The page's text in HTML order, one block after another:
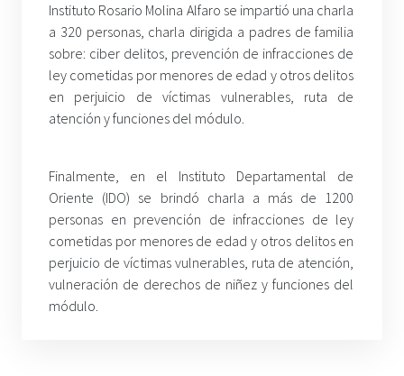
Instituto Rosario Molina Alfaro se impartió una charla
a 320 personas, charla dirigida a padres de familia
sobre: ciber delitos, prevención de infracciones de
ley cometidas por menores de edad y otros delitos
en perjuicio de víctimas vulnerables, ruta de
atención y funciones del módulo.
Finalmente, en el Instituto Departamental de
Oriente (IDO) se brindó charla a más de 1200
personas en prevención de infracciones de ley
cometidas por menores de edad y otros delitos en
perjuicio de víctimas vulnerables, ruta de atención,
vulneración de derechos de niñez y funciones del
módulo.